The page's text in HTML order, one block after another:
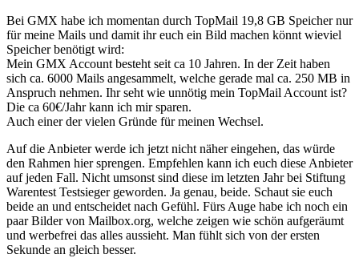
Bei GMX habe ich momentan durch TopMail 19,8 GB Speicher nur
für meine Mails und damit ihr euch ein Bild machen könnt wieviel
Speicher benötigt wird:
Mein GMX Account besteht seit ca 10 Jahren. In der Zeit haben
sich ca. 6000 Mails angesammelt, welche gerade mal ca. 250 MB in
Anspruch nehmen. Ihr seht wie unnötig mein TopMail Account ist?
Die ca 60€/Jahr kann ich mir sparen.
Auch einer der vielen Gründe für meinen Wechsel.
Auf die Anbieter werde ich jetzt nicht näher eingehen, das würde
den Rahmen hier sprengen. Empfehlen kann ich euch diese Anbieter
auf jeden Fall. Nicht umsonst sind diese im letzten Jahr bei Stiftung
Warentest Testsieger geworden. Ja genau, beide. Schaut sie euch
beide an und entscheidet nach Gefühl. Fürs Auge habe ich noch ein
paar Bilder von Mailbox.org, welche zeigen wie schön aufgeräumt
und werbefrei das alles aussieht. Man fühlt sich von der ersten
Sekunde an gleich besser.